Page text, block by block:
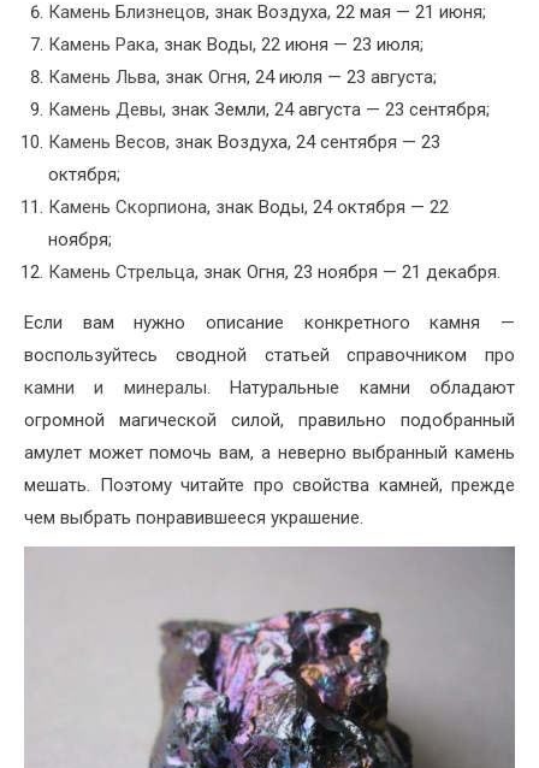
Камень Близнецов, знак Воздуха, 22 мая — 21 июня;
Камень Рака, знак Воды, 22 июня — 23 июля;
Камень Льва, знак Огня, 24 июля — 23 августа;
Камень Девы, знак Земли, 24 августа — 23 сентября;
Камень Весов, знак Воздуха, 24 сентября — 23
октября;
Камень Скорпиона, знак Воды, 24 октября — 22
ноября;
Камень Стрельца, знак Огня, 23 ноября — 21 декабря.
Если вам нужно описание конкретного камня —
воспользуйтесь сводной статьей справочником про
камни и минералы. Натуральные камни обладают
огромной магической силой, правильно подобранный
амулет может помочь вам, а неверно выбранный камень
мешать. Поэтому читайте про свойства камней, прежде
чем выбрать понравившееся украшение.